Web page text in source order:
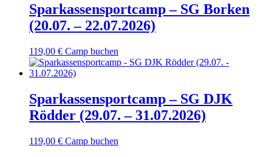
Sparkassensportcamp – SG Borken
(20.07. – 22.07.2026)
119,00 € Camp buchen
Sparkassensportcamp – SG DJK
Rödder (29.07. – 31.07.2026)
119,00 € Camp buchen